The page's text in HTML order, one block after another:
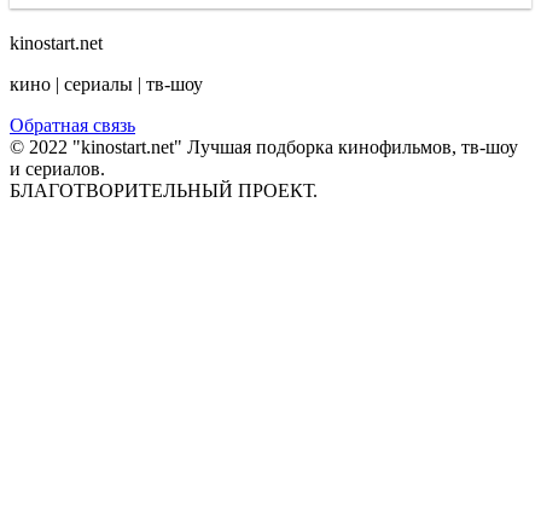
kinostart.net
кино | сериалы | тв-шоу
Обратная связь
© 2022 "kinostart.net" Лучшая подборка кинофильмов, тв-шоу
и сериалов.
БЛАГОТВОРИТЕЛЬНЫЙ ПРОЕКТ.